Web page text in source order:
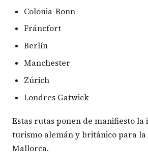
Colonia-Bonn
Fráncfort
Berlín
Manchester
Zúrich
Londres Gatwick
Estas rutas ponen de manifiesto
turismo alemán y británico para la
Mallorca.